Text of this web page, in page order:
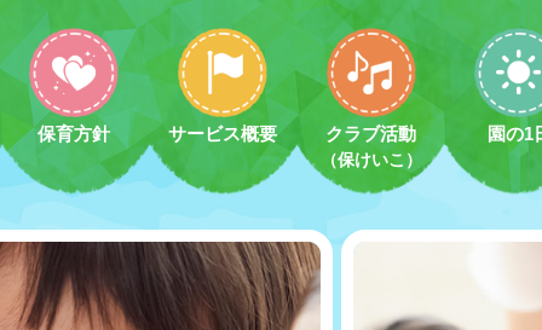
保育方針 サービス概要 クラブ活動
（保けいこ）
園の1